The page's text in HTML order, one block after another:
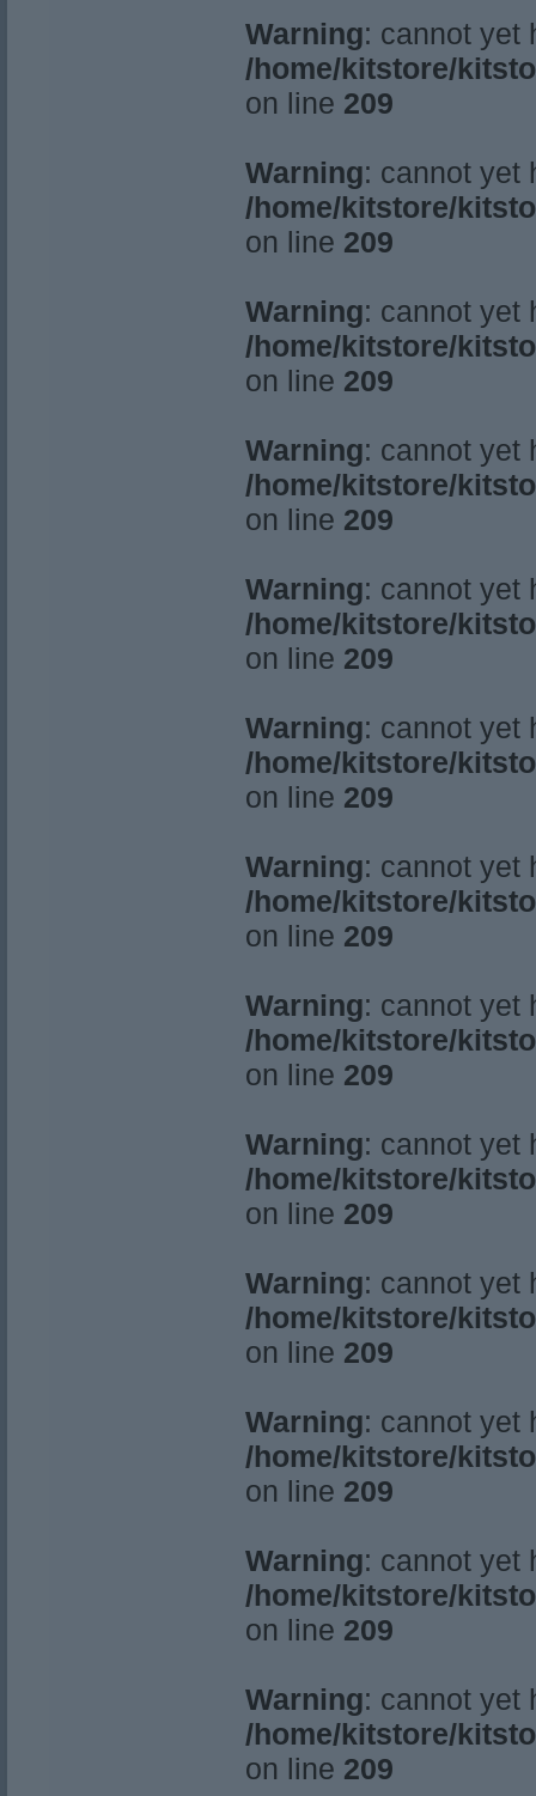
Warning: cannot yet
/home/kitstore/
on line 209
Warning: cannot yet
/home/kitstore/
on line 209
Warning: cannot yet
/home/kitstore/
on line 209
Warning: cannot yet
/home/kitstore/
on line 209
Warning: cannot yet
/home/kitstore/
on line 209
Warning: cannot yet
/home/kitstore/
on line 209
Warning: cannot yet
/home/kitstore/
on line 209
Warning: cannot yet
/home/kitstore/
on line 209
Warning: cannot yet
/home/kitstore/
on line 209
Warning: cannot yet
/home/kitstore/
on line 209
Warning: cannot yet
/home/kitstore/
on line 209
Warning: cannot yet
/home/kitstore/
on line 209
Warning: cannot yet
/home/kitstore/
on line 209